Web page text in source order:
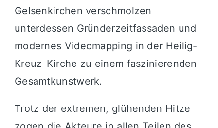
Gelsenkirchen verschmolzen
unterdessen Gründerzeitfassaden und
modernes Videomapping in der Heilig-
Kreuz-Kirche zu einem faszinierenden
Gesamtkunstwerk.
Trotz der extremen, glühenden Hitze